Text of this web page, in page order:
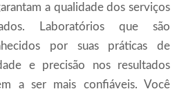
a qualidade dos serviços
Laboratórios que são
por suas práticas de
e precisão nos resultados
a ser mais confiáveis. Você